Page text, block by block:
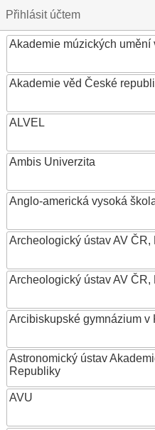
Přihlásit účtem
Akademie múzických umění
Akademie věd České
ALVEL
Ambis Univerzita
Anglo-americká vysoká
Archeologický ústav AV ČR,
Archeologický ústav AV ČR,
Arcibiskupské gymnázium v
Astronomický ústav
Republiky
AVU